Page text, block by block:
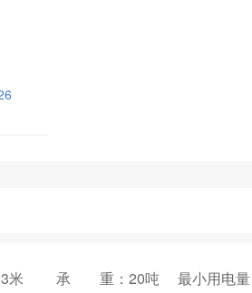
米 承 重：20吨 最小用电